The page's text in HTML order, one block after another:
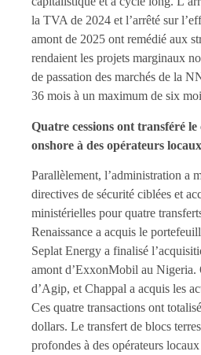
la TVA de 2024 et l’arrêté sur
amont de 2025 ont remédié aux
rendaient les projets marginaux
de passation des marchés de la
36 mois à un maximum de six
Quatre cessions ont transféré
onshore à des opérateurs locaux
Parallèlement, l’administration a
directives de sécurité ciblées et
ministérielles pour quatre
Renaissance a acquis le
Seplat Energy a finalisé
amont d’ExxonMobil au Nigeria.
d’Agip, et Chappal a acquis les
Ces quatre transactions ont
dollars. Le transfert de blocs
profondes à des opérateurs